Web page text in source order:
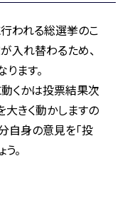
われる総選挙のこ
入れ替わるため、
ます。
動くかは投票結果次
大きく動かしますの
自身の意見を「投
。